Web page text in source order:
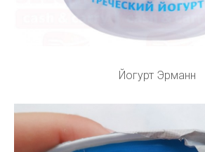
Йогурт Эрманн